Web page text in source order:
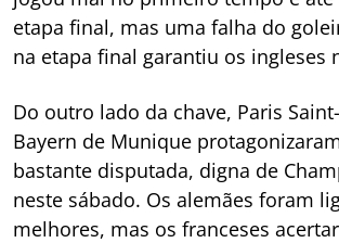
etapa final, mas uma falha do
na etapa final garantiu os ingleses
Do outro lado da chave, Paris
Bayern de Munique
bastante disputada, digna de
neste sábado. Os alemães foram
melhores, mas os franceses